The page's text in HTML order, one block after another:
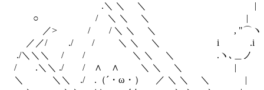
.＼ ＼ ＼ |
○ / ＼ ＼ ＼ |
／> / / ＼ ＼ ＼ ,
／／/ ./ / ＼ ＼ ＼ i
./＼＼＼ / / ＼ ＼ ＼ .ヽ､＿
/ .＼＼ ./ / ∧ ∧ ＼ ＼ ＼
＼ ＼＼ ./ .（´・ω・） ／ ＼ ＼